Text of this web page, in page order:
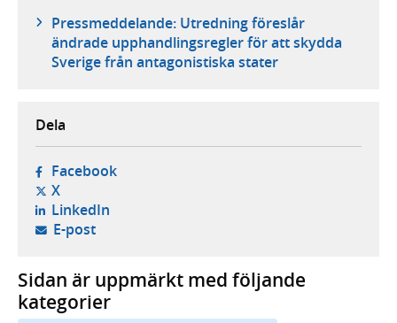
Pressmeddelande: Utredning föreslår
ändrade upphandlingsregler för att skydda
Sverige från antagonistiska stater
Dela
Facebook- öppnas i ny flik, extern webbplats,
X- öppnas i ny flik, extern webbplats,
LinkedIn- öppnas i ny flik, extern webbplats,
E-post- öppnar din e-postklient,
Sidan är uppmärkt med följande
kategorier